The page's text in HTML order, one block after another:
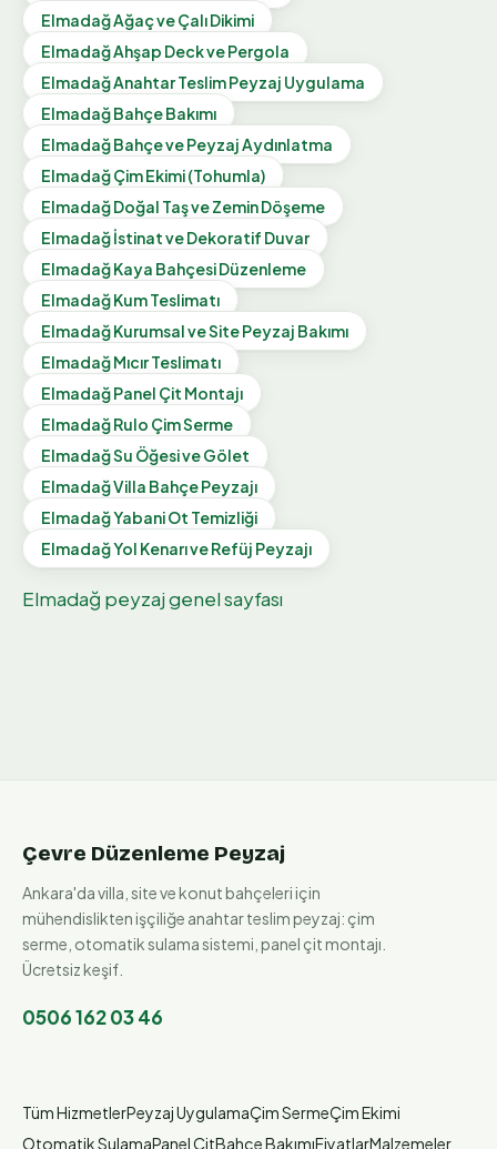
ElmadağAğaç ve Çalı Dikimi
ElmadağAhşap Deck ve Pergola
ElmadağAnahtar Teslim Peyzaj Uygulama
ElmadağBahçe Bakımı
ElmadağBahçe ve Peyzaj Aydınlatma
ElmadağÇim Ekimi (Tohumla)
ElmadağDoğal Taş ve Zemin Döşeme
Elmadağİstinat ve Dekoratif Duvar
ElmadağKaya Bahçesi Düzenleme
ElmadağKum Teslimatı
ElmadağKurumsal ve Site Peyzaj Bakımı
ElmadağMıcır Teslimatı
ElmadağPanel Çit Montajı
ElmadağRulo Çim Serme
ElmadağSu Öğesi ve Gölet
ElmadağVilla Bahçe Peyzajı
ElmadağYabani Ot Temizliği
ElmadağYol Kenarı ve Refüj Peyzajı
Elmadağ peyzaj genel sayfası
Çevre Düzenleme Peyzaj
Ankara'da villa, site ve konut bahçeleri için
mühendislikten işçiliğe anahtar teslim peyzaj: çim
serme, otomatik sulama sistemi, panel çit montajı.
Ücretsiz keşif.
0506 162 03 46
Tüm HizmetlerPeyzaj UygulamaÇim SermeÇim Ekimi
Otomatik SulamaPanel ÇitBahçe BakımıFiyatlarMalzemeler